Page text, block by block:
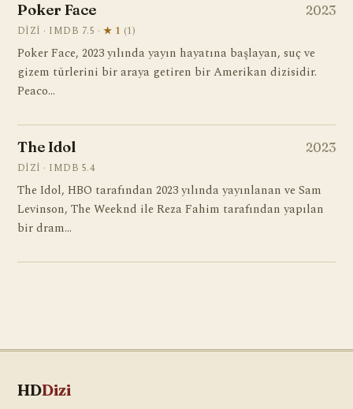
Poker Face 2023
DIZI · IMDB 7.5 · ★ 1 (1)
Poker Face, 2023 yılında yayın hayatına başlayan, suç ve
gizem türlerini bir araya getiren bir Amerikan dizisidir.
Peaco…
The Idol 2023
DIZI · IMDB 5.4
The Idol, HBO tarafından 2023 yılında yayınlanan ve Sam
Levinson, The Weeknd ile Reza Fahim tarafından yapılan
bir dram…
HDDizi